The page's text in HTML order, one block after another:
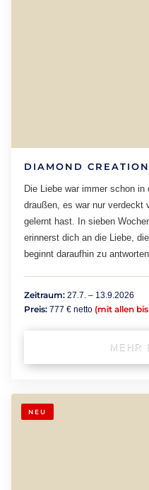
DIAMOND
Die Liebe war immer schon
draußen, es war nur verdeckt
gelernt hast. In sieben
erinnerst dich an die Liebe,
beginnt daraufhin zu antworten.
Zeitraum: 27.7. – 13.9.2026
Preis: 777 € netto (mit allen
MEHR
NEU